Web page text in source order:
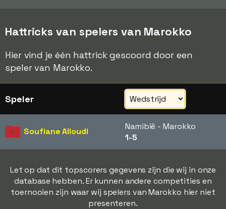
Hattricks van spelers van Marokko
Hier vind je één hattrick gescoord door een
speler van Marokko.
Speler
Soufiane Alloudi
Namibië - Marokko
1-5
Let op dat dit topscorers gegevens zijn die wij in onze
database hebben. Er kunnen andere competities en
toernooien zijn waar wij spelers van Marokko hier niet
presenteren.